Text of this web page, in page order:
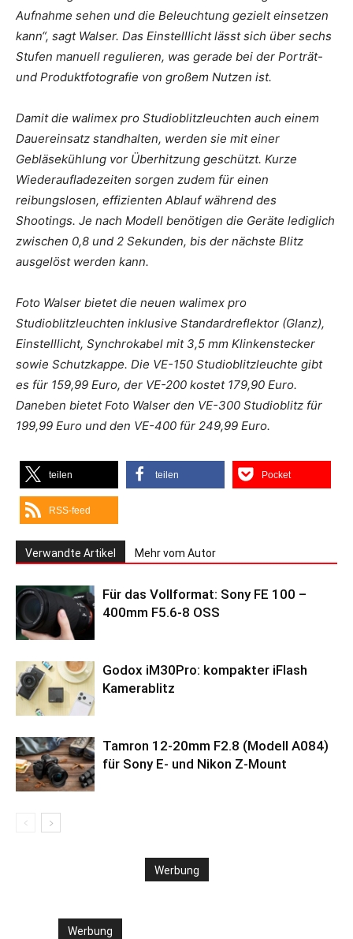
Aufnahme sehen und die Beleuchtung gezielt einsetzen
kann“, sagt Walser. Das Einstelllicht lässt sich über sechs
Stufen manuell regulieren, was gerade bei der Porträt-
und Produktfotografie von großem Nutzen ist.
Damit die walimex pro Studioblitzleuchten auch einem
Dauereinsatz standhalten, werden sie mit einer
Gebläsekühlung vor Überhitzung geschützt. Kurze
Wiederaufladezeiten sorgen zudem für einen
reibungslosen, effizienten Ablauf während des
Shootings. Je nach Modell benötigen die Geräte lediglich
zwischen 0,8 und 2 Sekunden, bis der nächste Blitz
ausgelöst werden kann.
Foto Walser bietet die neuen walimex pro
Studioblitzleuchten inklusive Standardreflektor (Glanz),
Einstelllicht, Synchrokabel mit 3,5 mm Klinkenstecker
sowie Schutzkappe. Die VE-150 Studioblitzleuchte gibt
es für 159,99 Euro, der VE-200 kostet 179,90 Euro.
Daneben bietet Foto Walser den VE-300 Studioblitz für
199,99 Euro und den VE-400 für 249,99 Euro.
teilen teilen Pocket
RSS-feed
Verwandte Artikel Mehr vom Autor
Für das Vollformat: Sony FE 100 –
400mm F5.6-8 OSS
Godox iM30Pro: kompakter iFlash
Kamerablitz
Tamron 12-20mm F2.8 (Modell A084)
für Sony E- und Nikon Z-Mount
Werbung
Werbung